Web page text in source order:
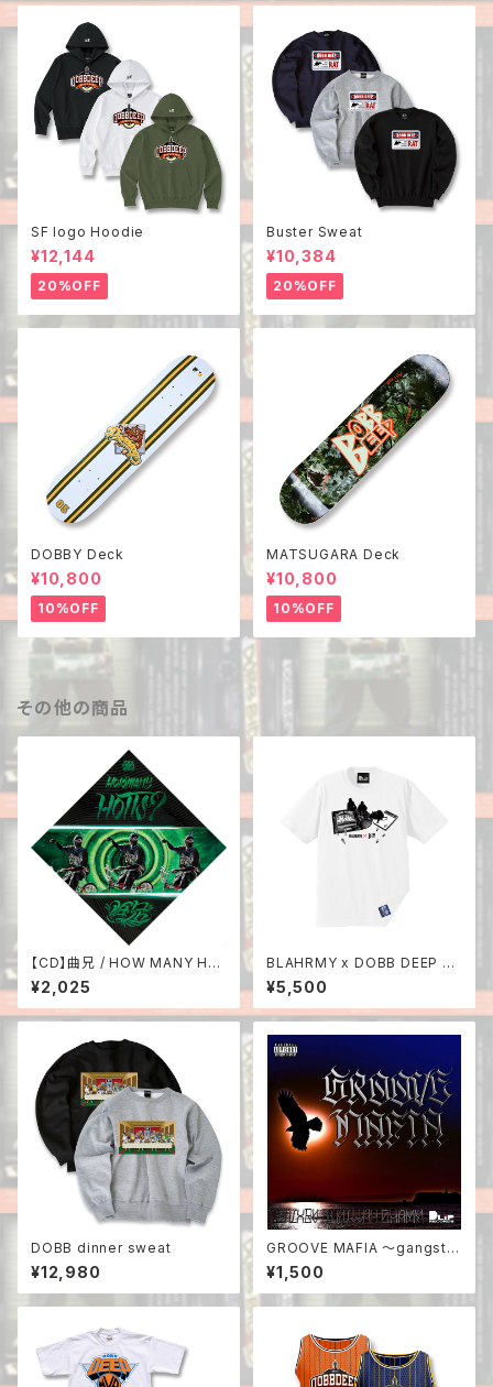
SF logo Hoodie
¥12,144
20%OFF
Buster Sweat
¥10,384
20%OFF
DOBBY Deck
¥10,800
10%OFF
MATSUGARA Deck
¥10,800
10%OFF
その他の商品
【CD】曲兄 / HOW MANY HO
TTS?
¥2,025
BLAHRMY x DOBB DEEP C
ollabo Tee
¥5,500
DOBB dinner sweat
¥12,980
GROOVE MAFIA 〜gangsta
groove〜 MIX BY DJ KILLA
H SHARK
¥1,500